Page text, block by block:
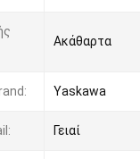
Ακάθαρτα
Yaskawa
Γειαί